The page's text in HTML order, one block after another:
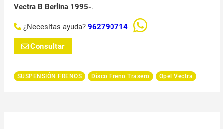
Vectra B Berlina 1995-.
¿Necesitas ayuda? 962790714
Consultar
SUSPENSIÓN FRENOS Disco Freno Trasero Opel Vectra